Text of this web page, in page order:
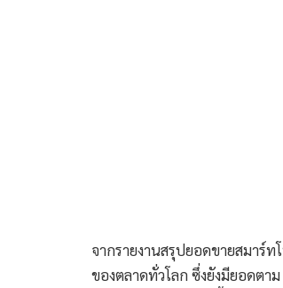
จากรายงานสรุปยอดขายสมาร์
ของตลาดทั่วโลก ซึ่งยังมียอดตา